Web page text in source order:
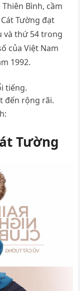
Bình, cầm
Tường đạt
và thứ 54 trong
của Việt Nam
1992.
tiếng.
đến rộng rãi.
Tường